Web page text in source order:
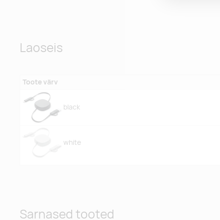
Laoseis
Toote värv
black
white
Sarnased tooted